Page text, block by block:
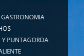
Y PUNTAGORDA